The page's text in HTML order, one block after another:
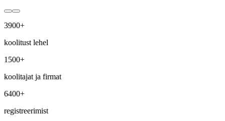
3900+
koolitust lehel
1500+
koolitajat ja firmat
6400+
registreerimist